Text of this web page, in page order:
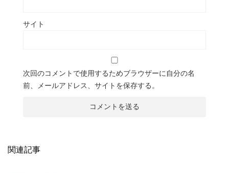
サイト
次回のコメントで使用するためブラウザーに自分の名
前、メールアドレス、サイトを保存する。
関連記事